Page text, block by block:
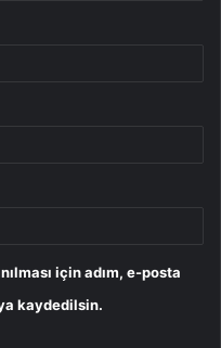
için adım, e-posta
kaydedilsin.